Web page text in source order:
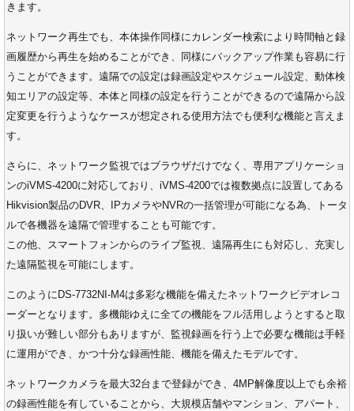
きます。
ネットワーク再生でも、本体操作同様にカレンダー検索により時間軸と録
画履歴から再生を始めることができ、同様にバックアップ作業も容易に行
うことができます。遠隔での設定は録画設定やスケジュール設定、動体検
知エリアの設定等、本体と同様の設定を行うことができるので遠隔から設
定変更を行うようなケースが想定される使用方法でも便利な機能と言えま
す。
さらに、ネットワーク監視ではブラウザだけでなく、専用アプリケーショ
ンのiVMS-4200に対応しており、iVMS-4200では複数拠点に設置してある
Hikvision製品のDVR、IPカメラやNVRの一括管理が可能になる為、トータ
ルで各機器を遠隔で管理することも可能です。
この他、スマートフォンからのライブ監視、遠隔再生にも対応し、充実し
た遠隔監視を可能にします。
このようにDS-7732NI-M4は多彩な機能を備えたネットワークビデオレコ
ーダーとなります。多機能ゆえに全ての機能をフル活用しようとすると取
り扱いが難しい部分もありますが、監視録画を行う上で必要な機能は手軽
に運用ができ、かつ十分な録画性能、機能を備えたモデルです。
ネットワークカメラを最大32台まで登録ができ、4MP解像度以上でも余裕
の録画性能を有していることから、大規模店舗やマンション、アパート、